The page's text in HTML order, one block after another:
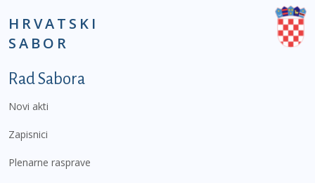
HRVATSKI
SABOR
Podnožje prvi izbornik
Rad Sabora
Novi akti
Zapisnici
Plenarne rasprave